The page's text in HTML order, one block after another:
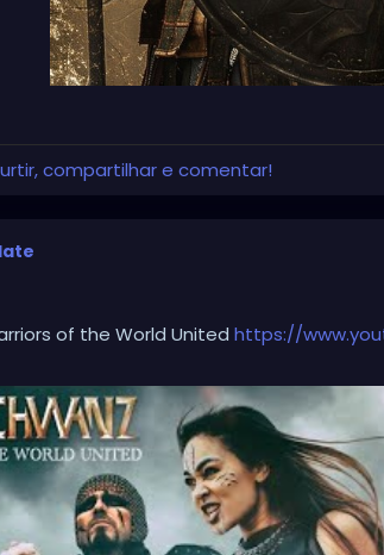
compartilhar e comentar!
of the World United https://